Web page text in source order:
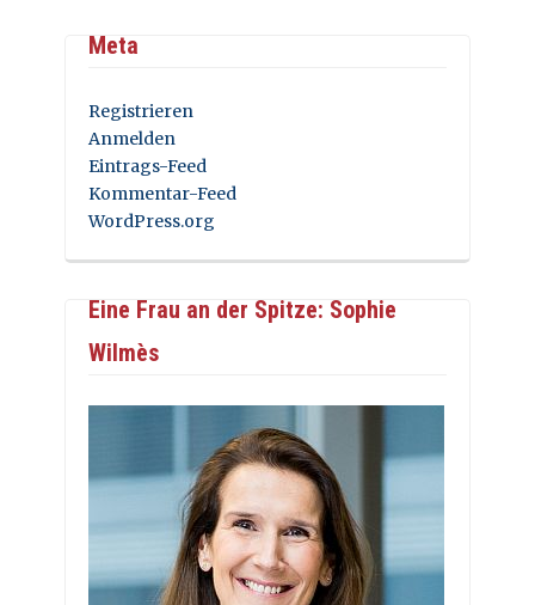
Meta
Registrieren
Anmelden
Eintrags-Feed
Kommentar-Feed
WordPress.org
Eine Frau an der Spitze: Sophie
Wilmès